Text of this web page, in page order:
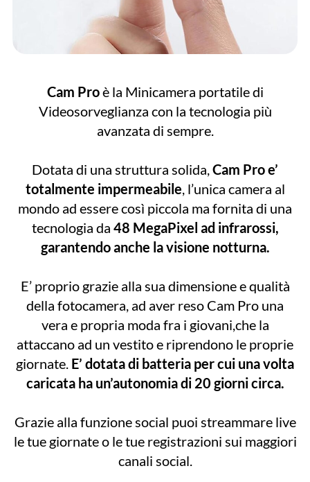
Cam Proè la Minicamera portatile di
Videosorveglianza con la tecnologia più
avanzata di sempre.
Dotata di una struttura solida,Cam Pro e’
totalmente impermeabile, l’unica camera al
mondo ad essere così piccola ma fornita di una
tecnologia da 48 MegaPixel ad infrarossi,
garantendo anche la visione notturna.
E’ proprio grazie alla sua dimensione e qualità
della fotocamera, ad aver reso Cam Pro una
vera e propria moda fra i giovani,che la
attaccano ad un vestito e riprendono le proprie
giornate. E’ dotata di batteria per cui una volta
caricata ha un’autonomia di 20 giorni circa.
Grazie alla funzione social puoi streammare live
le tue giornate o le tue registrazioni sui maggiori
canali social.